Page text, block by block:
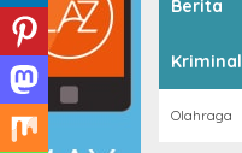
Berita
Kriminal
Olahraga